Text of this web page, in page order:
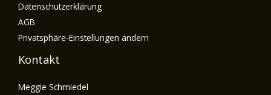
Datenschutzerklärung
AGB
Privatsphäre-Einstellungen ändern
Kontakt
Meggie Schmiedel